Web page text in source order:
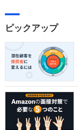
ピックアップ